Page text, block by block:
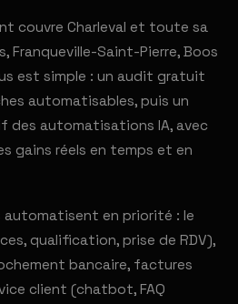
couvre Charleval et toute sa
Franqueville-Saint-Pierre, Boos
est simple : un audit gratuit
automatisables, puis un
des automatisations IA, avec
gains réels en temps et en
automatisent en priorité : le
qualification, prise de RDV),
bancaire, factures
client (chatbot, FAQ